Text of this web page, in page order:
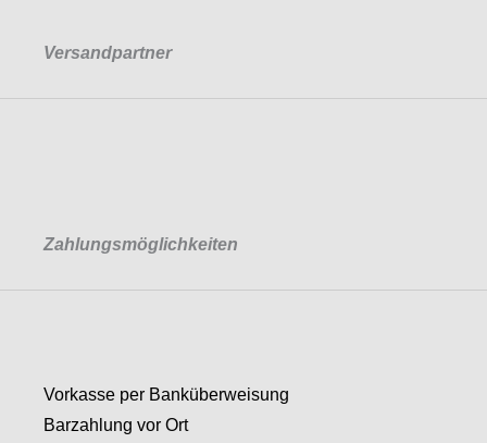
Versandpartner
Zahlungsmöglichkeiten
Vorkasse per Banküberweisung
Barzahlung vor Ort